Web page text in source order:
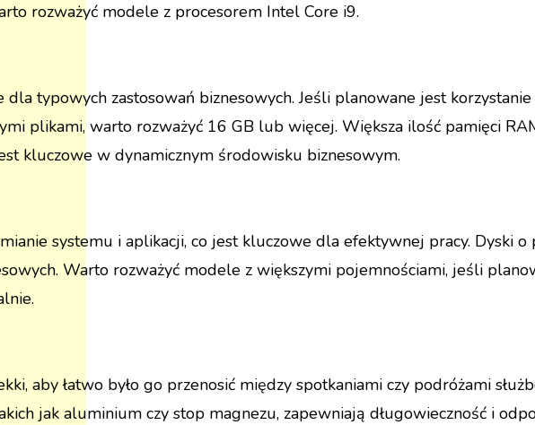
rozważyć modele z procesorem Intel Core i9.
typowych zastosowań biznesowych. Jeśli planowane jest
plikami, warto rozważyć 16 GB lub więcej. Większa ilość pamięci
kluczowe w dynamicznym środowisku biznesowym.
systemu i aplikacji, co jest kluczowe dla efektywnej pracy. Dyski
Warto rozważyć modele z większymi pojemnościami, jeśli
aby łatwo było go przenosić między spotkaniami czy podróżami
jak aluminium czy stop magnezu, zapewniają długowieczność i